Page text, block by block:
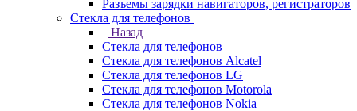
Разъемы зарядки навигаторов, регистраторов
Стекла для телефонов
Назад
Стекла для телефонов
Стекла для телефонов Alcatel
Стекла для телефонов LG
Стекла для телефонов Motorola
Стекла для телефонов Nokia